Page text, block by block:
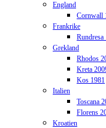
England
Cornwall
Frankrike
Rundresa
Grekland
Rhodos
Kreta
Kos 1981
Italien
Toscana
Florens
Kroatien